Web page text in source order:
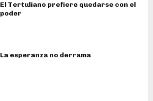
El Tertuliano prefiere quedarse con el
poder
La esperanza no derrama